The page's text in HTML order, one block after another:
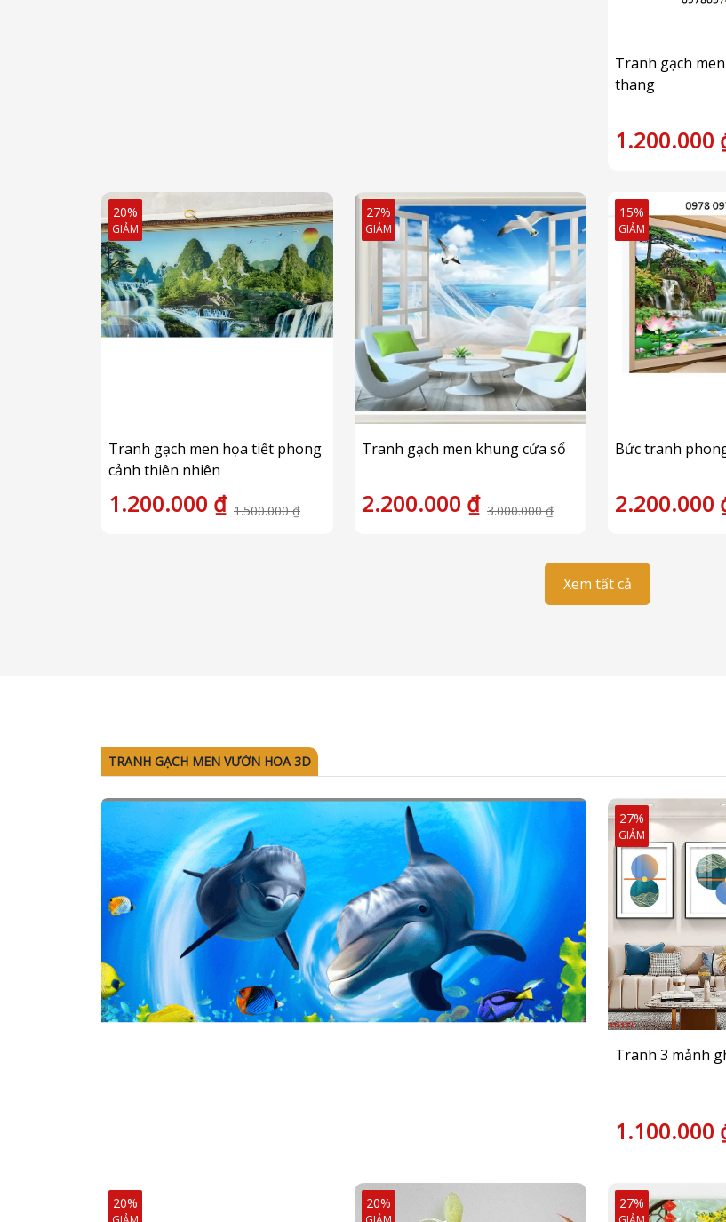
Tranh gạch
thang
1.200.000
Tranh gạch men họa tiết phong
cảnh thiên nhiên
1.200.000 ₫ 1.500.000 ₫
20%
GIẢM
Tranh gạch men khung cửa sổ
2.200.000 ₫ 3.000.000 ₫
27%
GIẢM
Bức tranh
2.200.000
15%
GIẢM
Xem tất cả
TRANH GẠCH MEN VƯỜN HOA 3D
Tranh 3 mảnh
1.100.000
27%
GIẢM
20% 20% 27%